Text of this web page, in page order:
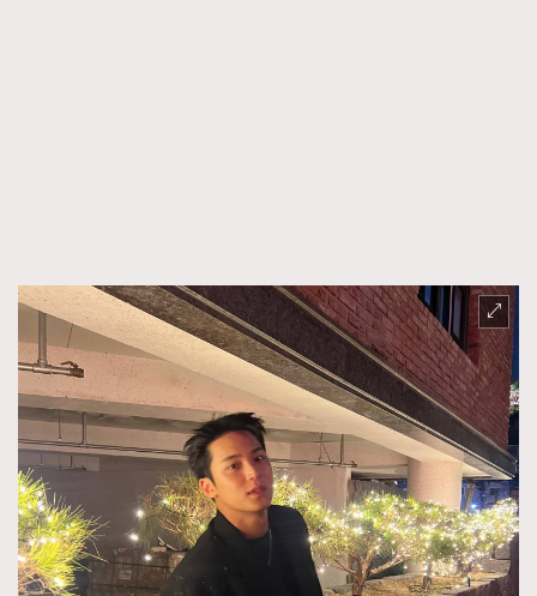
本人已詳閱並同意遵守本文列明條款及細則。 請瀏覽
nmg.com.hk/privacy ) 閱讀本公司的私隱政策聲明。
本人願意接收新傳媒集團的最新消息及其他宣傳資訊，本人同意
新傳媒集團使用本人的個人資料於任何推廣用途。
About us Collaboration Opportunity Disclaimer
Privacy
New Media Group | Madame Figaro editions: France | Greece
| Japan | Spain